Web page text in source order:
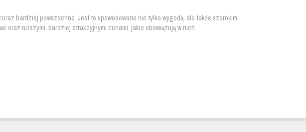
bardziej powszechne. Jest to spowodowane nie tylko wygodą, ale także szerokim
oraz niższymi, bardziej atrakcyjnymi cenami, jakie obowiązują w nich ...